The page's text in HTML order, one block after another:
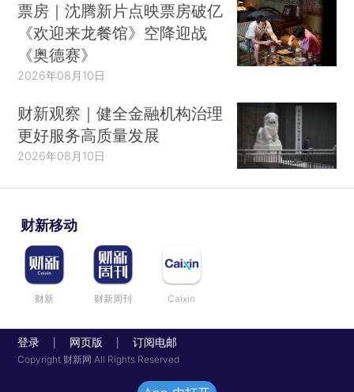
票房｜沈腾新片点映票房破亿
《欢迎来龙餐馆》空降迎战
《奥德赛》
2026年08月10日
财新观察｜健全金融机构治理
更好服务高质量发展
2026年08月10日
财新移动
财新 财新周刊 Caixin
登录 网页版 订阅电邮
Copyright 财新网 All Rights Reserved